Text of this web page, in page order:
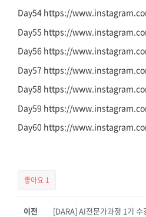
Day54 https://
Day55 https://
Day56 https://
Day57 https://
Day58 https://
Day59 https://
Day60 https://
좋아요 1
이전 [DARA] AI전문가과정 1기 수